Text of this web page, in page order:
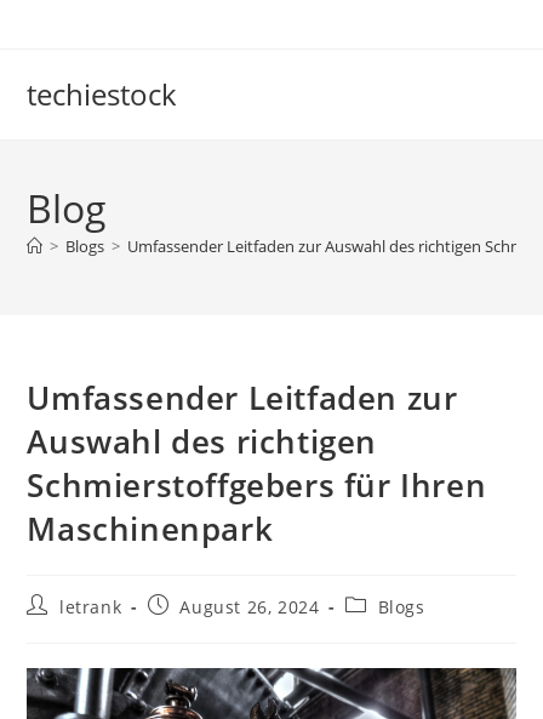
techiestock
Blog
> Blogs > Umfassender Leitfaden zur Auswahl des richtigen
Umfassender Leitfaden zur
Auswahl des richtigen
Schmierstoffgebers für Ihren
Maschinenpark
Postletrank
PostAugust 26, 2024
PostBlogs